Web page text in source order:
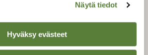
Näytä tiedot
Hyväksy evästeetSUOMEN LUONNON­